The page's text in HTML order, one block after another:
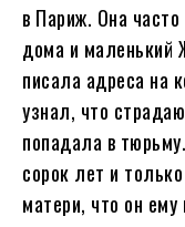
в Париж. Она
дома и маленький
писала адреса на
узнал, что
попадала в
сорок лет и
матери, что он ему